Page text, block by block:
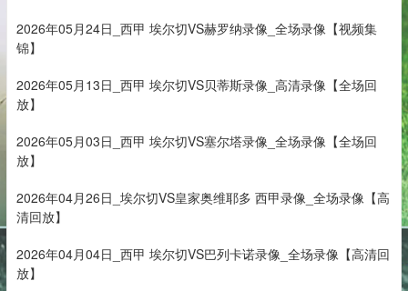
2026年05月24日_西甲 埃尔切VS赫罗纳录像_全场录像【视频集
锦】
2026年05月13日_西甲 埃尔切VS贝蒂斯录像_高清录像【全场回
放】
2026年05月03日_西甲 埃尔切VS塞尔塔录像_全场录像【全场回
放】
2026年04月26日_埃尔切VS皇家奥维耶多 西甲录像_全场录像【高
清回放】
2026年04月04日_西甲 埃尔切VS巴列卡诺录像_全场录像【高清回
放】